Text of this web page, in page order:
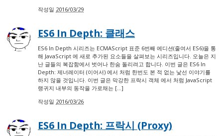
작성일 2016/03/29
ES6 In Depth: 클래스
ES6 In Depth 시리즈는 ECMAScript 표준 6번째 에디션(줄여서 ES6)을 통
해 JavaScript 에 새로 추가된 요소들을 살펴보는 시리즈입니다. 오늘은 지
난 글들의 복잡함에서 벗어나 한숨 돌리려고 합니다. 이번 글은 ES6 In
Depth: 제너레이터 (이어서) 에서 처럼 한번도 본 적 없는 낯선 이야기를
하지 않을 것입니다. 이번 글은 막강한 프락시 객체 에서 처럼 JavaScript
랭귀지 내부의 동작을 가로채는 […]
작성일 2016/03/26
ES6 In Depth: 프락시 (Proxy)